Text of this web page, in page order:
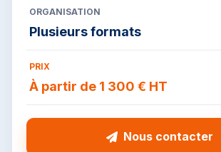
ORGANISATION
Plusieurs formats
PRIX
À partir de 1 300 € HT
Nous contacter